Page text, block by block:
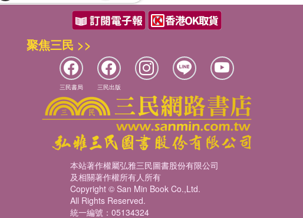
聚焦三民 >>
三民書局 三民出版
本站著作權屬弘雅三民圖書股份有限公司
及相關著作權所有人所有
Copyright © San Min Book Co.,Ltd.
All Rights Reserved.
統一編號：05134324